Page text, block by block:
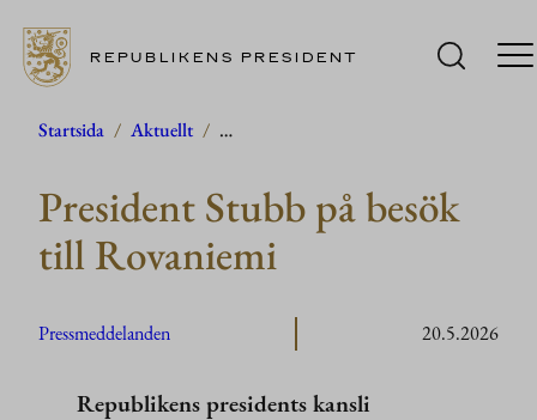
Hoppa
innehåll
REPUBLIKENS PRESIDENT
Startsida / Aktuellt / …
President Stubb på besök
till Rovaniemi
Pressmeddelanden 20.5.2026
Republikens presidents kansli